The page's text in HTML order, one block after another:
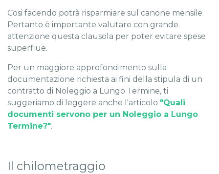
Cosi facendo potrà risparmiare sul canone mensile.
Pertanto è importante valutare con grande
attenzione questa clausola per poter evitare spese
superflue.
Per un maggiore approfondimento sulla
documentazione richiesta ai fini della stipula di un
contratto di Noleggio a Lungo Termine, ti
suggeriamo di leggere anche l'articolo "Quali
documenti servono per un Noleggio a Lungo
Termine?".
Il chilometraggio